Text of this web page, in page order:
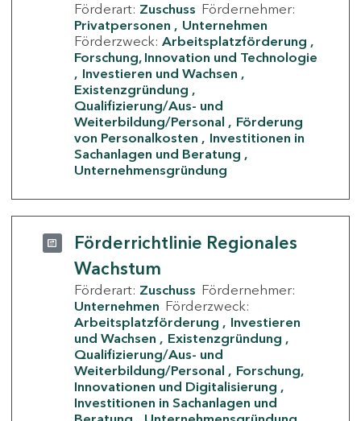
Förderart: Zuschuss Fördernehmer:
Privatpersonen
Unternehmen
Förderzweck: Arbeitsplatzförderung
Forschung, Innovation und Technologie
Investieren und Wachsen
Existenzgründung
Qualifizierung/Aus- und
Weiterbildung/Personal
Förderung
von Personalkosten
Investitionen in
Sachanlagen und Beratung
Unternehmensgründung
Förderrichtlinie Regionales
Wachstum
Förderart: Zuschuss Fördernehmer:
Unternehmen Förderzweck:
Arbeitsplatzförderung
Investieren
und Wachsen
Existenzgründung
Qualifizierung/Aus- und
Weiterbildung/Personal
Forschung,
Innovationen und Digitalisierung
Investitionen in Sachanlagen und